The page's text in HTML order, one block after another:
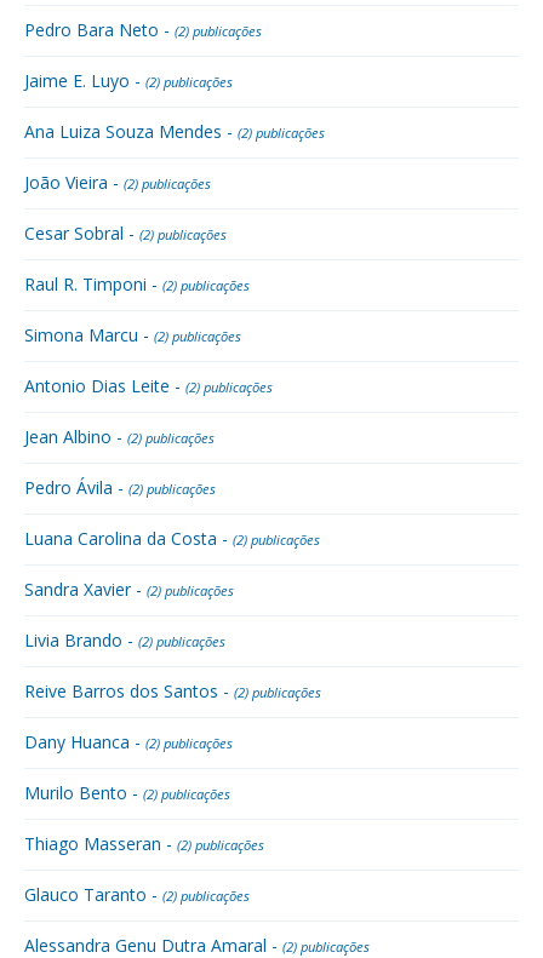
Pedro Bara Neto - (2) publicações
Jaime E. Luyo - (2) publicações
Ana Luiza Souza Mendes - (2) publicações
João Vieira - (2) publicações
Cesar Sobral - (2) publicações
Raul R. Timponi - (2) publicações
Simona Marcu - (2) publicações
Antonio Dias Leite - (2) publicações
Jean Albino - (2) publicações
Pedro Ávila - (2) publicações
Luana Carolina da Costa - (2) publicações
Sandra Xavier - (2) publicações
Livia Brando - (2) publicações
Reive Barros dos Santos - (2) publicações
Dany Huanca - (2) publicações
Murilo Bento - (2) publicações
Thiago Masseran - (2) publicações
Glauco Taranto - (2) publicações
Alessandra Genu Dutra Amaral - (2) publicações